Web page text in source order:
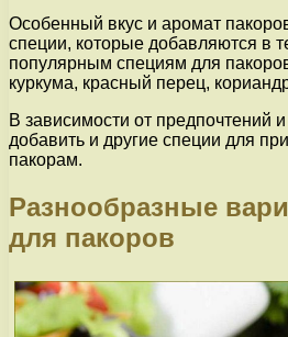
Особенный вкус и аромат
специи, которые добавляются в
популярным специям для
куркума, красный перец,
В зависимости от предпочтений
добавить и другие специи для
пакорам.
Разнообразные
для пакоров